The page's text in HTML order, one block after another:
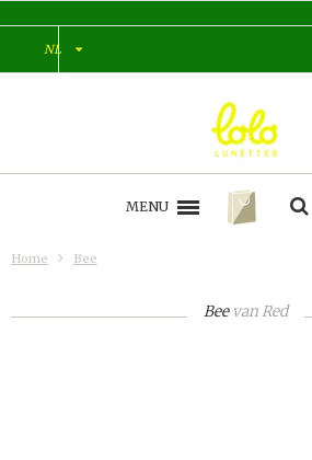
NL
MENU
Home Bee
Bee vanRed